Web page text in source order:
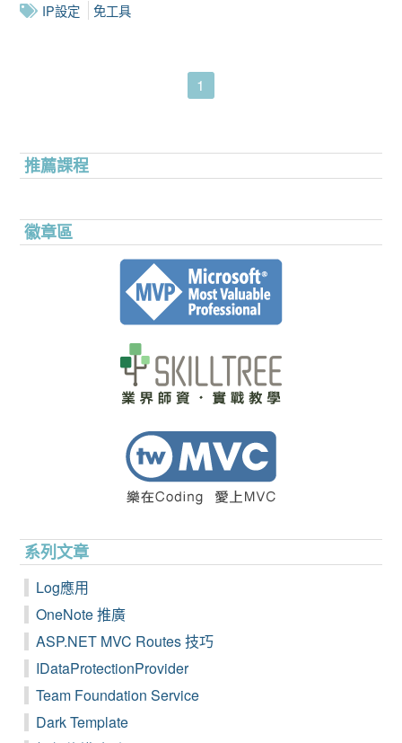
IP設定 免工具
1
推薦課程
徽章區
系列文章
Log應用
OneNote 推廣
ASP.NET MVC Routes 技巧
IDataProtectionProvider
Team Foundation Service
Dark Template